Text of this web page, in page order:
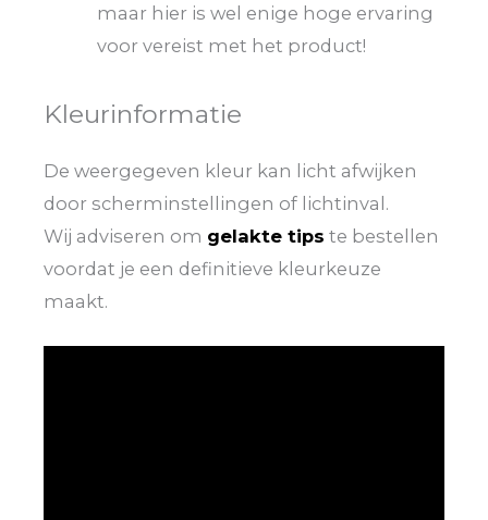
maar hier is wel enige hoge ervaring
voor vereist met het product!
Kleurinformatie
De weergegeven kleur kan licht afwijken
door scherminstellingen of lichtinval.
Wij adviseren om gelakte tips te bestellen
voordat je een definitieve kleurkeuze
maakt.